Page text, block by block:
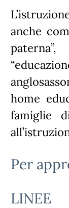
anche
home
famiglie
Per